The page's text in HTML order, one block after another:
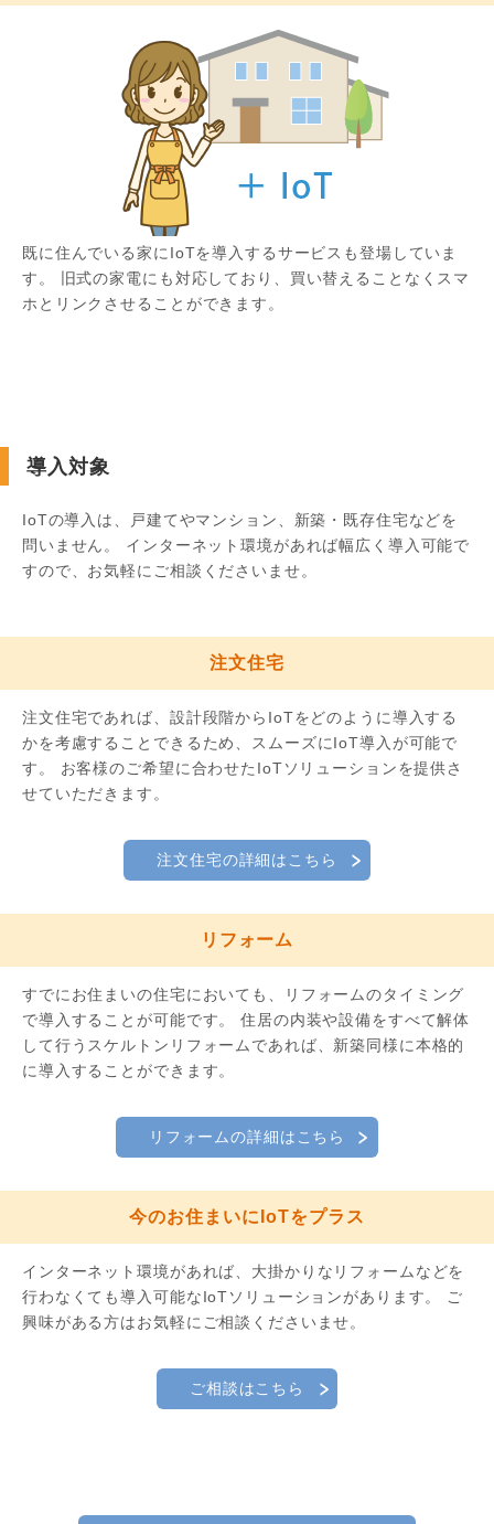
既に住んでいる家にIoTを導入するサービスも登場していま
す。 旧式の家電にも対応しており、買い替えることなくスマ
ホとリンクさせることができます。
導入対象
IoTの導入は、戸建てやマンション、新築・既存住宅などを
問いません。 インターネット環境があれば幅広く導入可能で
すので、お気軽にご相談くださいませ。
注文住宅
注文住宅であれば、設計段階からIoTをどのように導入する
かを考慮することできるため、スムーズにIoT導入が可能で
す。 お客様のご希望に合わせたIoTソリューションを提供さ
せていただきます。
注文住宅の詳細はこちら
リフォーム
すでにお住まいの住宅においても、リフォームのタイミング
で導入することが可能です。 住居の内装や設備をすべて解体
して行うスケルトンリフォームであれば、新築同様に本格的
に導入することができます。
リフォームの詳細はこちら
今のお住まいにIoTをプラス
インターネット環境があれば、大掛かりなリフォームなどを
行わなくても導入可能なIoTソリューションがあります。 ご
興味がある方はお気軽にご相談くださいませ。
ご相談はこちら